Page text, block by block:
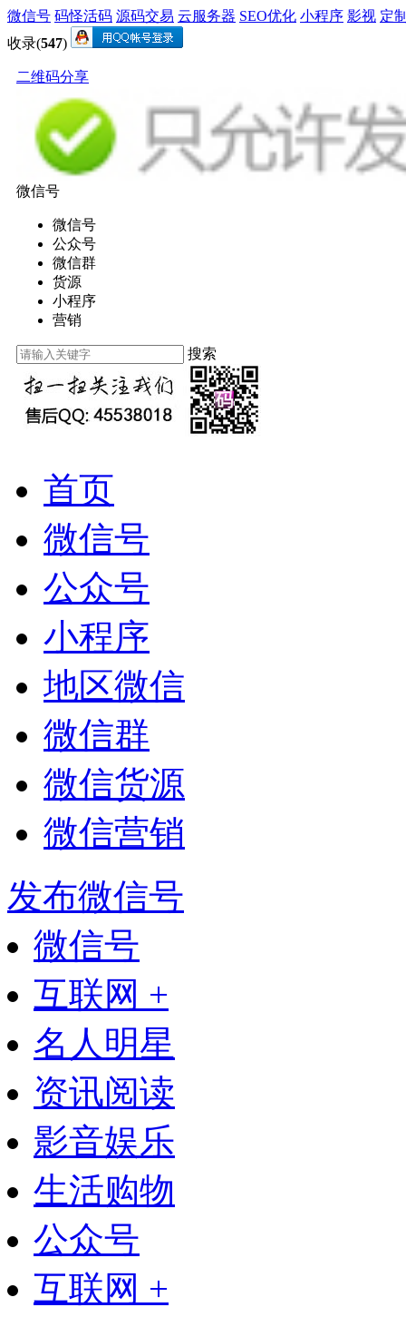
微信号 码怪活码 源码交易 云服务器 SEO优化 小程序 影视 定
收录(547)
二维码分享
微信号
微信号
公众号
微信群
货源
小程序
营销
搜索
首页
微信号
公众号
小程序
地区微信
微信群
微信货源
微信营销
发布微信号
微信号
互联网 +
名人明星
资讯阅读
影音娱乐
生活购物
公众号
互联网 +